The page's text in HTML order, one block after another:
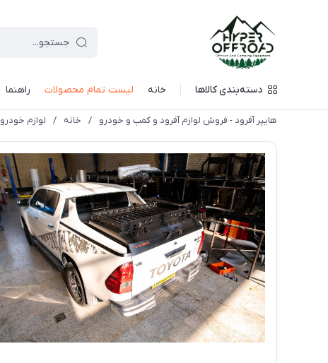
دسته‌بندی کالاها خانه لیست تمام محصولات راهنما
هایپر آفرود - فروش لوازم آفرود و کمپ و خودرو / خانه / لوازم خودرو